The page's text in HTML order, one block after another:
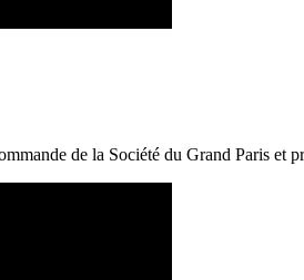
de la Société du Grand Paris